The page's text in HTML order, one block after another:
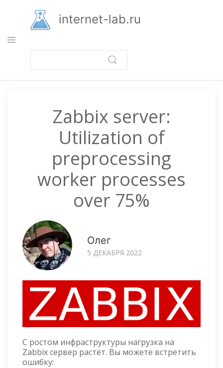
основному
содержанию
internet-lab.ru
Zabbix server:
Utilization of
preprocessing
worker processes
over 75%
Олег
5 ДЕКАБРЯ 2022
С ростом инфраструктуры нагрузка на
Zabbix сервер растёт. Вы можете встретить
ошибку: